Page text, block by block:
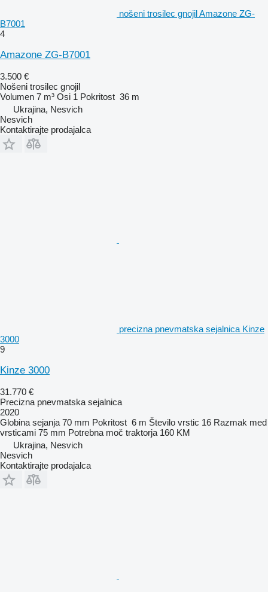
nošeni trosilec gnojil Amazone ZG-
B7001
4
Amazone ZG-B7001
3.500 €
Nošeni trosilec gnojil
Volumen 7 m³ Osi 1 Pokritost 36 m
Ukrajina, Nesvich
Nesvich
Kontaktirajte prodajalca
precizna pnevmatska sejalnica Kinze
3000
9
Kinze 3000
31.770 €
Precizna pnevmatska sejalnica
2020
Globina sejanja 70 mm Pokritost 6 m Število vrstic 16 Razmak med
vrsticami 75 mm Potrebna moč traktorja 160 KM
Ukrajina, Nesvich
Nesvich
Kontaktirajte prodajalca